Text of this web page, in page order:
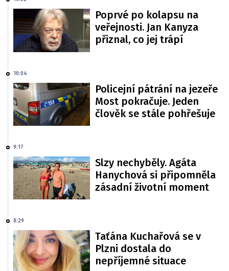
Poprvé po kolapsu na
veřejnosti. Jan Kanyza
přiznal, co jej trápí
10:04
Policejní pátrání na jezeře
Most pokračuje. Jeden
člověk se stále pohřešuje
9:17
Slzy nechyběly. Agáta
Hanychová si připomněla
zásadní životní moment
8:29
Taťána Kuchařová se v
Plzni dostala do
nepříjemné situace